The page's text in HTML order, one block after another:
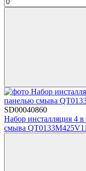
SD00040860
Набор инсталляция 4
смыва